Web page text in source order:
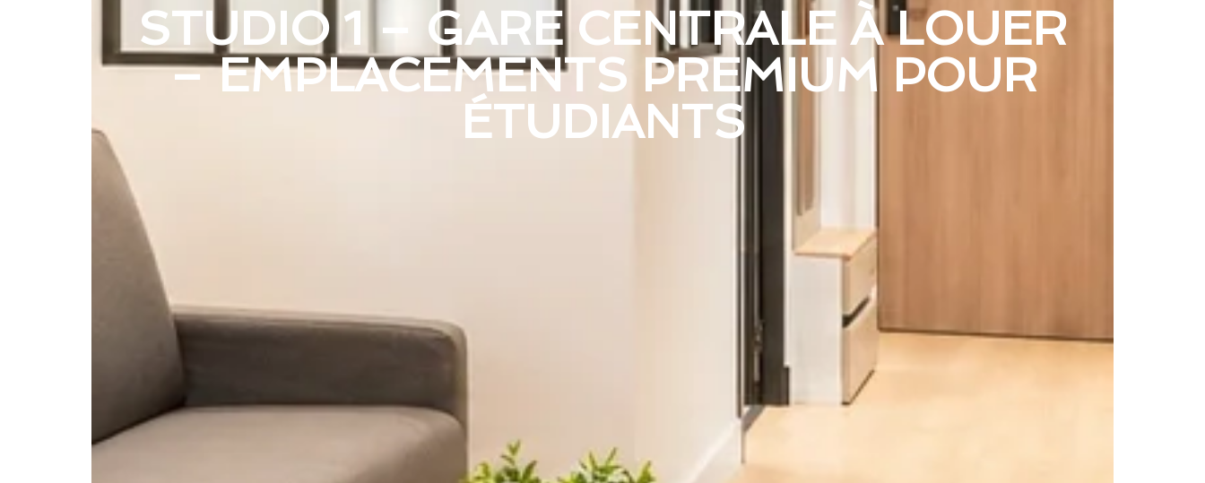
STUDIO 1 – GARE CENTRALE À LOUER
– EMPLACEMENTS PREMIUM POUR
ÉTUDIANTS